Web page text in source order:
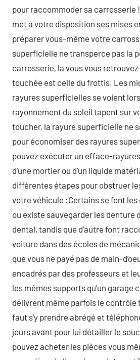
pour raccommoder sa carrosserie
met à votre disposition ses mises
préparer vous-même votre
superficielle ne transperce pas la
carrosserie, la vous vous
touchée est celle du frottis. Les
rayures superficielles se voient
rayonnement du soleil tapent sur
toucher, la rayure superficielle ne
pour économiser des rayures
pouvez exécuter un efface-
d’une mortier ou d’un liquide
différentes étapes pour obstruer
votre véhicule :Certains se font
ou existe sauvegarder les denture
dental, tandis que d’autre font
voiture dans des écoles de
que vous ne payé pas de main-
encadrés par des professeurs et
les mêmes supports qu’un garage
délivrent même parfois le contrôle
faut s’y prendre abrégé et
jours avant pour lui détailler le
pouvez acheter les pièces vous